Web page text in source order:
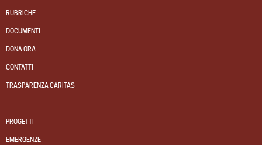
RUBRICHE
DOCUMENTI
DONA ORA
CONTATTI
TRASPARENZA CARITAS
PROGETTI
EMERGENZE